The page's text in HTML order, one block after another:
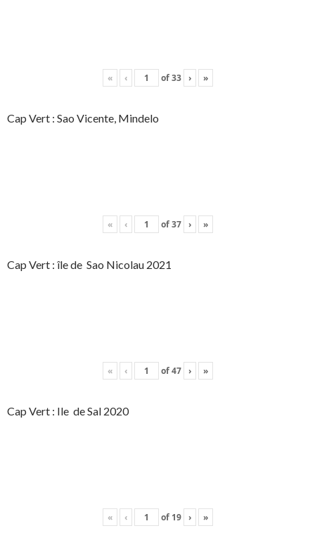
« ‹ of33 › »
Cap Vert : Sao Vicente, Mindelo
« ‹ of37 › »
Cap Vert : île de Sao Nicolau 2021
« ‹ of47 › »
Cap Vert : Ile de Sal 2020
« ‹ of 19 › »